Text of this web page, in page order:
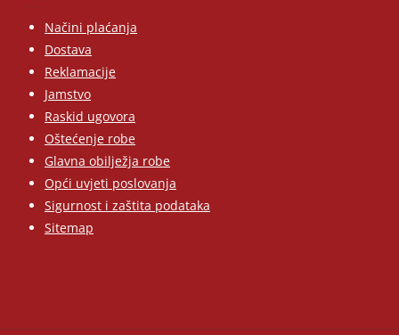
Načini plaćanja
Dostava
Reklamacije
Jamstvo
Raskid ugovora
Oštećenje robe
Glavna obilježja robe
Opći uvjeti poslovanja
Sigurnost i zaštita podataka
Sitemap